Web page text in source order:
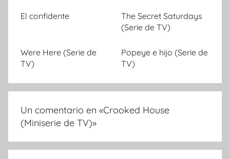
El confidente
The Secret Saturdays
(Serie de TV)
Were Here (Serie de
TV)
Popeye e hijo (Serie de
TV)
Un comentario en «Crooked House
(Miniserie de TV)»